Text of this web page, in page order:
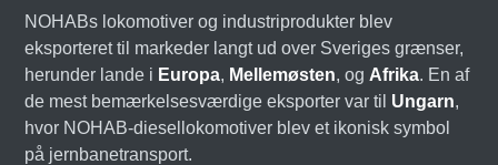
NOHABs lokomotiver og industriprodukter blev
eksporteret til markeder langt ud over Sveriges grænser,
herunder lande i Europa, Mellemøsten, og Afrika. En af
de mest bemærkelsesværdige eksporter var til Ungarn,
hvor NOHAB-diesellokomotiver blev et ikonisk symbol
på jernbanetransport.